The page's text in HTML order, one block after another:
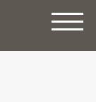
ÜBER